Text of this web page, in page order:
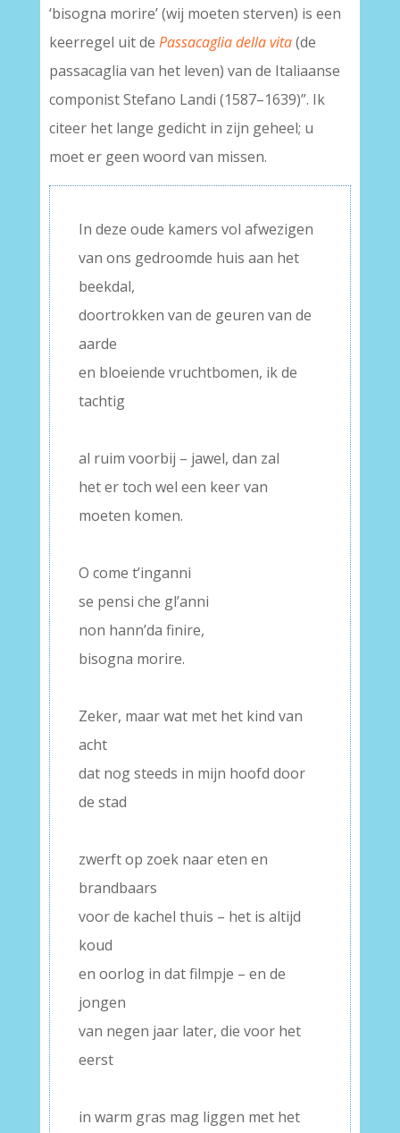
‘bisogna morire’ (wij moeten sterven) is een
keerregel uit de Passacaglia della vita(de
passacaglia van het leven) van de Italiaanse
componist Stefano Landi (1587–1639)”. Ik
citeer het lange gedicht in zijn geheel; u
moet er geen woord van missen.
In deze oude kamers vol afwezigen
van ons gedroomde huis aan het
beekdal,
doortrokken van de geuren van de
aarde
en bloeiende vruchtbomen, ik de
tachtig
al ruim voorbij – jawel, dan zal
het er toch wel een keer van
moeten komen.
O come t’inganni
se pensi che gl’anni
non hann’da finire,
bisogna morire.
Zeker, maar wat met het kind van
acht
dat nog steeds in mijn hoofd door
de stad
zwerft op zoek naar eten en
brandbaars
voor de kachel thuis – het is altijd
koud
en oorlog in dat filmpje – en de
jongen
van negen jaar later, die voor het
eerst
in warm gras mag liggen met het